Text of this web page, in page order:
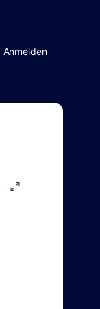
Anmelden